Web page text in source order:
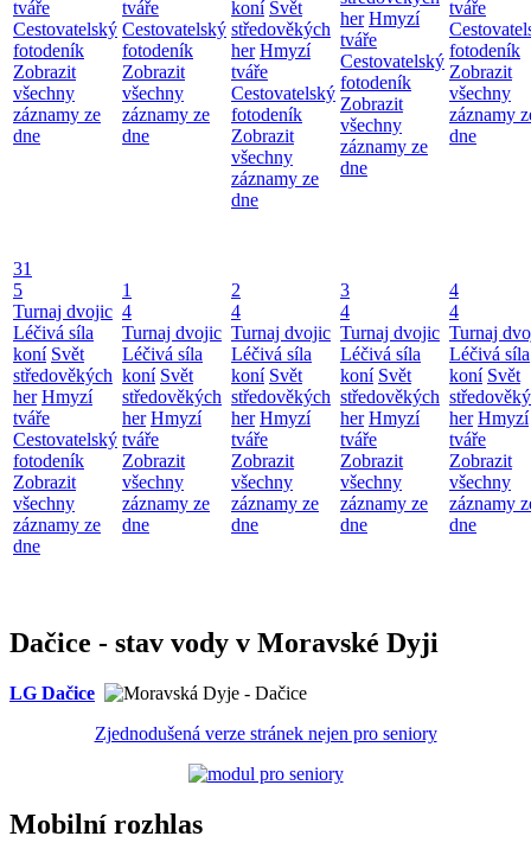
tváře
Cestovatelský
fotodeník
Zobrazit
všechny
záznamy ze
dne
tváře
Cestovatelský
fotodeník
Zobrazit
všechny
záznamy ze
dne
koní Svět
středověkých
her Hmyzí
tváře
Cestovatelský
fotodeník
Zobrazit
všechny
záznamy ze
dne
her Hmyzí
tváře
Cestovatelský
fotodeník
Zobrazit
všechny
záznamy ze
dne
tváře
fotodeník
Zobrazit
všechny
záznamy
dne
31
5
Turnaj dvojic
Léčivá síla
koní Svět
středověkých
her Hmyzí
tváře
Cestovatelský
fotodeník
Zobrazit
všechny
záznamy ze
dne
1
4
Turnaj dvojic
Léčivá síla
koní Svět
středověkých
her Hmyzí
tváře
Zobrazit
všechny
záznamy ze
dne
2
4
Turnaj dvojic
Léčivá síla
koní Svět
středověkých
her Hmyzí
tváře
Zobrazit
všechny
záznamy ze
dne
3
4
Turnaj dvojic
Léčivá síla
koní Svět
středověkých
her Hmyzí
tváře
Zobrazit
všechny
záznamy ze
dne
4
4
Turnaj
Léčivá síla
koní Svět
her Hmyzí
tváře
Zobrazit
všechny
záznamy
dne
Dačice - stav vody v Moravské Dyji
LG Dačice
Zjednodušená verze stránek nejen pro seniory
Mobilní rozhlas